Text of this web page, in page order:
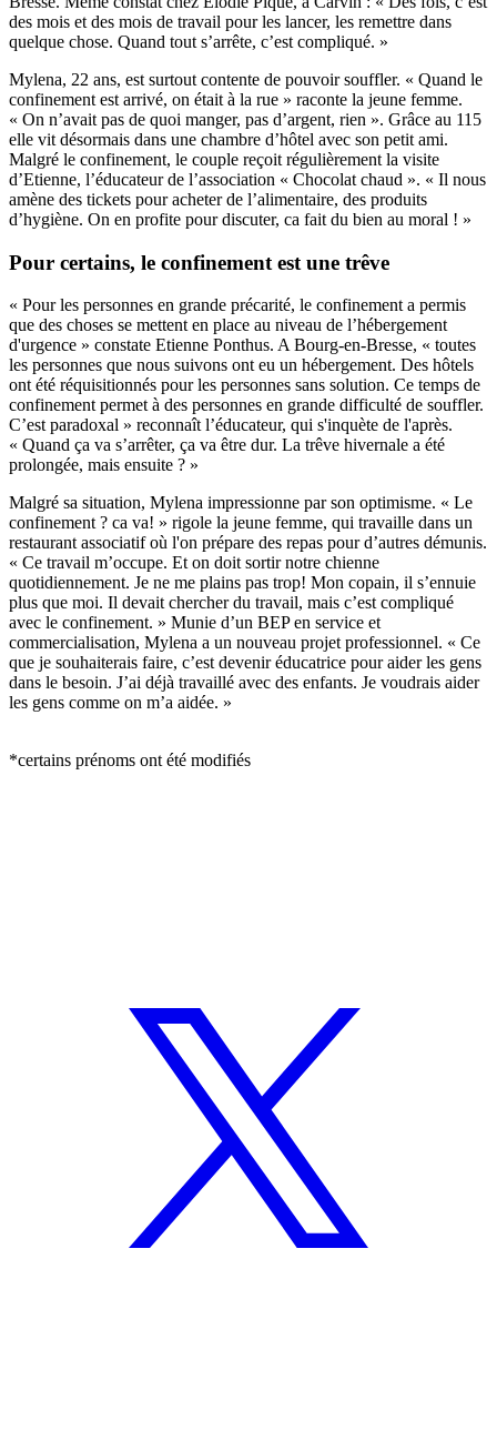
des mois et des mois de travail pour les lancer, les remettre dans
quelque chose. Quand tout s’arrête, c’est compliqué. »
Mylena, 22 ans, est surtout contente de pouvoir souffler. « Quand le
confinement est arrivé, on était à la rue » raconte la jeune femme.
« On n’avait pas de quoi manger, pas d’argent, rien ». Grâce au 115
elle vit désormais dans une chambre d’hôtel avec son petit ami.
Malgré le confinement, le couple reçoit régulièrement la visite
d’Etienne, l’éducateur de l’association « Chocolat chaud ». « Il nous
amène des tickets pour acheter de l’alimentaire, des produits
d’hygiène. On en profite pour discuter, ca fait du bien au moral ! »
Pour certains, le confinement est une trêve
« Pour les personnes en grande précarité, le confinement a permis
que des choses se mettent en place au niveau de l’hébergement
d'urgence » constate Etienne Ponthus. A Bourg-en-Bresse, « toutes
les personnes que nous suivons ont eu un hébergement. Des hôtels
ont été réquisitionnés pour les personnes sans solution. Ce temps de
confinement permet à des personnes en grande difficulté de souffler.
C’est paradoxal » reconnaît l’éducateur, qui s'inquète de l'après.
« Quand ça va s’arrêter, ça va être dur. La trêve hivernale a été
prolongée, mais ensuite ? »
Malgré sa situation, Mylena impressionne par son optimisme. « Le
confinement ? ca va! » rigole la jeune femme, qui travaille dans un
restaurant associatif où l'on prépare des repas pour d’autres démunis.
« Ce travail m’occupe. Et on doit sortir notre chienne
quotidiennement. Je ne me plains pas trop! Mon copain, il s’ennuie
plus que moi. Il devait chercher du travail, mais c’est compliqué
avec le confinement. » Munie d’un BEP en service et
commercialisation, Mylena a un nouveau projet professionnel. « Ce
que je souhaiterais faire, c’est devenir éducatrice pour aider les gens
dans le besoin. J’ai déjà travaillé avec des enfants. Je voudrais aider
les gens comme on m’a aidée. »
*certains prénoms ont été modifiés